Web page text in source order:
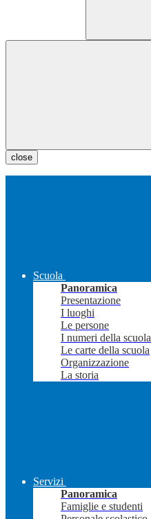
close
Scuola
Panoramica
Presentazione
I luoghi
Le persone
I numeri della scuola
Le carte della scuola
Organizzazione
La storia
Servizi
Panoramica
Famiglie e studenti